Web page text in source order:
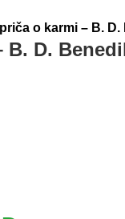
o karmi – B.
B. D.